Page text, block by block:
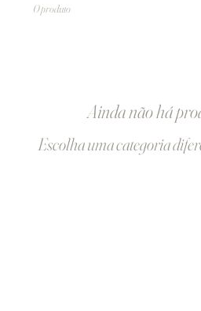
0 produto
Ainda não há
Escolha uma categoria